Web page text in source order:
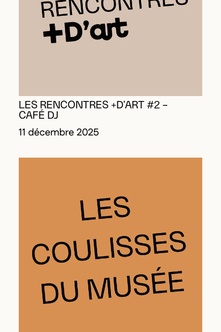
LES RENCONTRES +D’ART #2 –
CAFÉ DJ
11 décembre 2025